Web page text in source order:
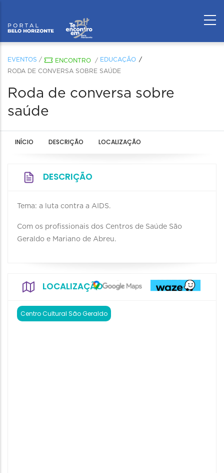
EVENTOS / ENCONTRO / EDUCAÇÃO
RODA DE CONVERSA SOBRE SAÚDE
Roda de conversa sobre
saúde
INÍCIO DESCRIÇÃO LOCALIZAÇÃO
DESCRIÇÃO
Tema: a luta contra a AIDS.
Com os profissionais dos Centros de Saúde São
Geraldo e Mariano de Abreu.
LOCALIZAÇÃO
Centro Cultural São Geraldo